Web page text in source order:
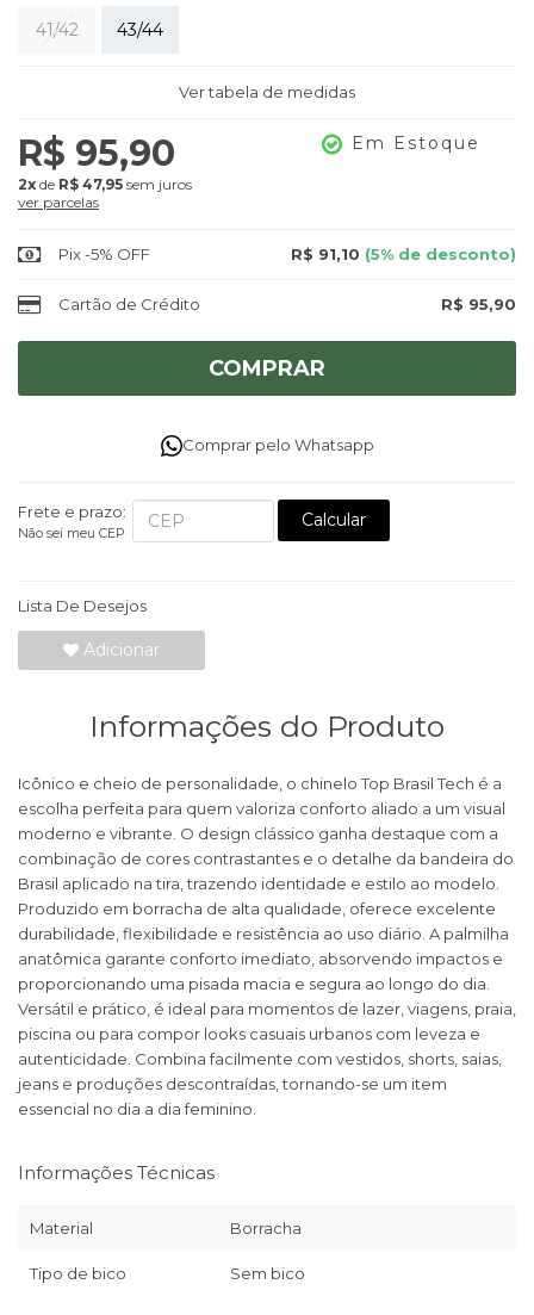
41/42 43/44
Ver tabela de medidas
R$ 95,90
2x de R$ 47,95 sem juros
ver parcelas
Em Estoque
Pix -5% OFF R$ 91,10 (5% de desconto)
Cartão de Crédito R$ 95,90
COMPRAR
Comprar pelo Whatsapp
Frete e prazo:
Não sei meu CEP
Calcular
Lista De Desejos
Adicionar
Informações do Produto
Icônico e cheio de personalidade, o chinelo Top Brasil Tech é a
escolha perfeita para quem valoriza conforto aliado a um visual
moderno e vibrante. O design clássico ganha destaque com a
combinação de cores contrastantes e o detalhe da bandeira do
Brasil aplicado na tira, trazendo identidade e estilo ao modelo.
Produzido em borracha de alta qualidade, oferece excelente
durabilidade, flexibilidade e resistência ao uso diário. A palmilha
anatômica garante conforto imediato, absorvendo impactos e
proporcionando uma pisada macia e segura ao longo do dia.
Versátil e prático, é ideal para momentos de lazer, viagens, praia,
piscina ou para compor looks casuais urbanos com leveza e
autenticidade. Combina facilmente com vestidos, shorts, saias,
jeans e produções descontraídas, tornando-se um item
essencial no dia a dia feminino.
Informações Técnicas
Material Borracha
Tipo de bico Sem bico